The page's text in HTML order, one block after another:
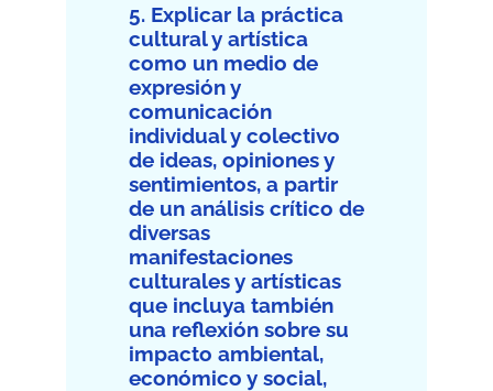
5. Explicar la práctica
cultural y artística
como un medio de
expresión y
comunicación
individual y colectivo
de ideas, opiniones y
sentimientos, a partir
de un análisis crítico de
diversas
manifestaciones
culturales y artísticas
que incluya también
una reflexión sobre su
impacto ambiental,
económico y social,